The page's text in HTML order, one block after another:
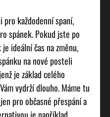
každodenní spaní,
spánek. Pokud jste po
ideální čas na změnu,
na nové posteli
je základ celého
vydrží dlouho. Máme tu
pro občasné přespání a